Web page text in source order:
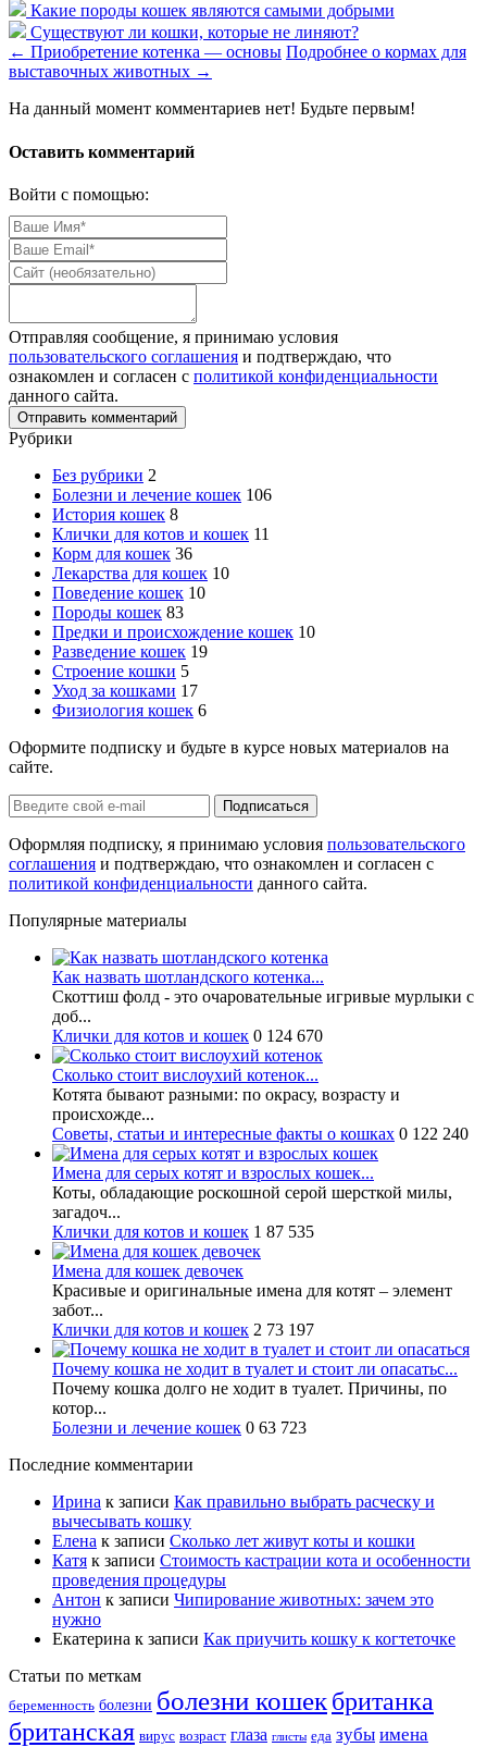
Какие породы кошек являются самыми добрыми
Существуют ли кошки, которые не линяют?
← Приобретение котенка — основы Подробнее о кормах для
выставочных животных →
На данный момент комментариев нет! Будьте первым!
Оставить комментарий
Войти с помощью:
Отправляя сообщение, я принимаю условия
пользовательского соглашения и подтверждаю, что
ознакомлен и согласен с политикой конфиденциальности
данного сайта.
Рубрики
Без рубрики 2
Болезни и лечение кошек 106
История кошек 8
Клички для котов и кошек 11
Корм для кошек 36
Лекарства для кошек 10
Поведение кошек 10
Породы кошек 83
Предки и происхождение кошек 10
Разведение кошек 19
Строение кошки 5
Уход за кошками 17
Физиология кошек 6
Оформите подписку и будьте в курсе новых материалов на
сайте.
Оформляя подписку, я принимаю условия пользовательского
соглашения и подтверждаю, что ознакомлен и согласен с
политикой конфиденциальности данного сайта.
Популярные материалы
Как назвать шотландского котенка...
Скоттиш фолд - это очаровательные игривые мурлыки с
доб...
Клички для котов и кошек 0 124 670
Сколько стоит вислоухий котенок...
Котята бывают разными: по окрасу, возрасту и
происхожде...
Советы, статьи и интересные факты о кошках 0 122 240
Имена для серых котят и взрослых кошек...
Коты, обладающие роскошной серой шерсткой милы,
загадоч...
Клички для котов и кошек 1 87 535
Имена для кошек девочек
Красивые и оригинальные имена для котят – элемент
забот...
Клички для котов и кошек 2 73 197
Почему кошка не ходит в туалет и стоит ли опасатьс...
Почему кошка долго не ходит в туалет. Причины, по
котор...
Болезни и лечение кошек 0 63 723
Последние комментарии
Ирина к записи Как правильно выбрать расческу и
вычесывать кошку
Елена к записи Сколько лет живут коты и кошки
Катя к записи Стоимость кастрации кота и особенности
проведения процедуры
Антон к записи Чипирование животных: зачем это
нужно
Екатерина к записи Как приучить кошку к когтеточке
Статьи по меткам
беременность болезни болезни кошекбританка
британская вирус возраст глаза глисты еда зубы имена